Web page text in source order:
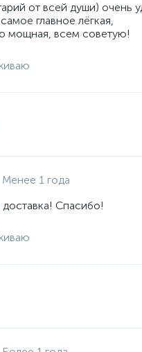
от всей души) очень
главное лёгкая,
мощная, всем советую!
Менее 1 года
Спасибо!